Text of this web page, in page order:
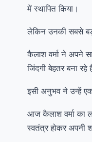
में स्थापित किया।
लेकिन उनकी सबसे
कैलाश वर्मा ने अपने
जिंदगी बेहतर बना रहे
इसी अनुभव ने उन्हें
आज कैलाश वर्मा का
स्वतंत्र होकर अपनी